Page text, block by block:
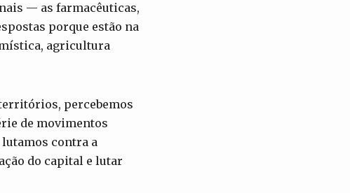
— as farmacêuticas,
porque estão na
agricultura
percebemos
de movimentos
contra a
do capital e lutar